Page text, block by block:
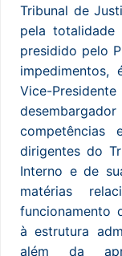
Tribunal de
pela totalidade
presidido pelo
impedimentos,
Vice-
dirigentes do
Interno e de
matérias
funcionamento
à estrutura
além da